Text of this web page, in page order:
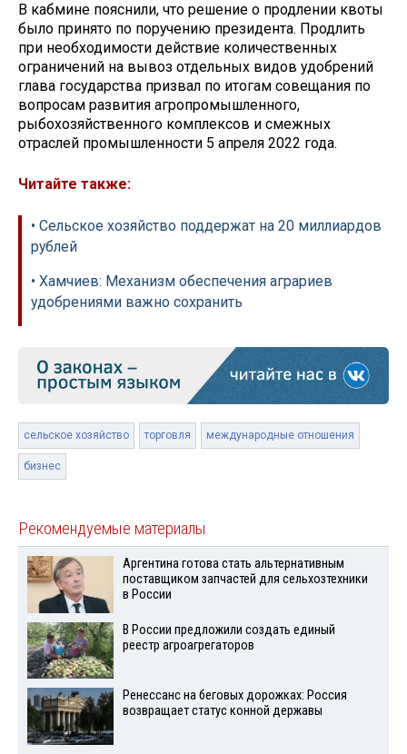
В кабмине пояснили, что решение о продлении квоты
было принято по поручению президента. Продлить
при необходимости действие количественных
ограничений на вывоз отдельных видов удобрений
глава государства призвал по итогам совещания по
вопросам развития агропромышленного,
рыбохозяйственного комплексов и смежных
отраслей промышленности 5 апреля 2022 года.
Читайте также:
• Сельское хозяйство поддержат на 20 миллиардов
рублей
• Хамчиев: Механизм обеспечения аграриев
удобрениями важно сохранить
сельское хозяйство торговля международные отношения
бизнес
Рекомендуемые материалы
Аргентина готова стать альтернативным
поставщиком запчастей для сельхозтехники
в России
В России предложили создать единый
реестр агроагрегаторов
Ренессанс на беговых дорожках: Россия
возвращает статус конной державы